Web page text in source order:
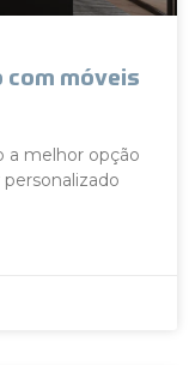
com móveis
a melhor opção